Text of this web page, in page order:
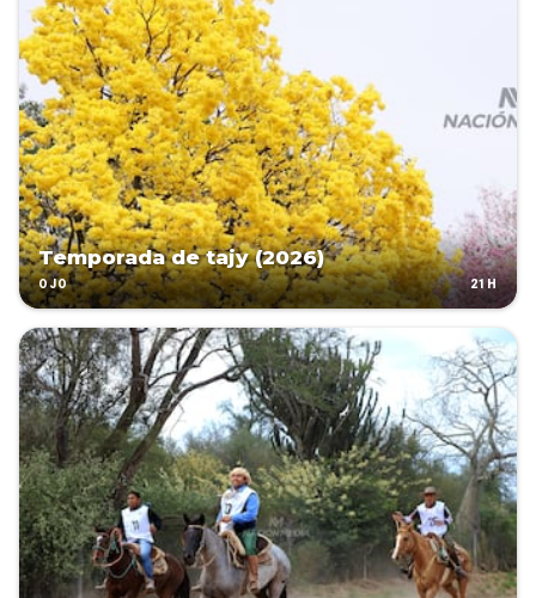
Temporada de tajy (2026)
OJO 21H